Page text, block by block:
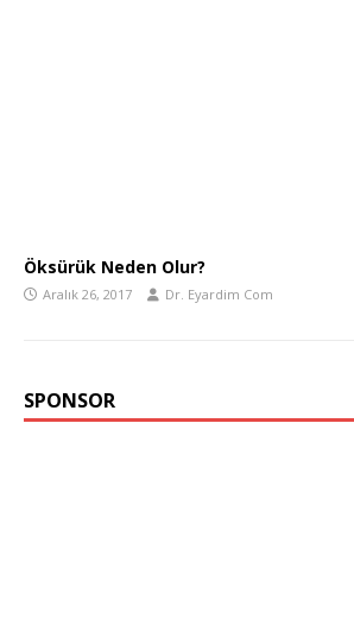
Öksürük Neden Olur?
Aralık 26, 2017 Dr. Eyardim Com
SPONSOR